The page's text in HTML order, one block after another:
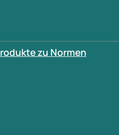
zu Normen